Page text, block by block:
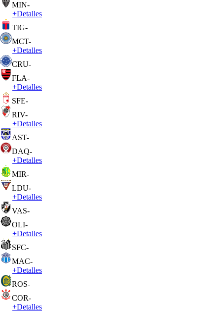
MIN-
+Detalles
TIG-
MCT-
+Detalles
CRU-
FLA-
+Detalles
SFE-
RIV-
+Detalles
AST-
DAQ-
+Detalles
MIR-
LDU-
+Detalles
VAS-
OLI-
+Detalles
SFC-
MAC-
+Detalles
ROS-
COR-
+Detalles